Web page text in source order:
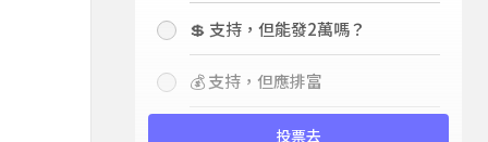
💲 支持，但能發2萬嗎？
💰 支持，但應排富
投票去